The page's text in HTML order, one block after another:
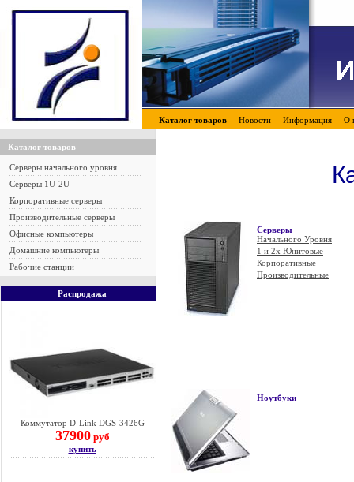
Каталог товаров Новости Информация О
Каталог товаров
Серверы начального уровня
Серверы 1U-2U
Корпоративные серверы
Производительные серверы
Офисные компьютеры
Домашние компьютеры
Рабочие станции
Распродажа
Коммутатор D-Link DGS-3426G
37900руб
купить
Серверы
Начального Уровня
1 и 2х Юнитовые
Корпоративные
Производительные
Ноутбуки